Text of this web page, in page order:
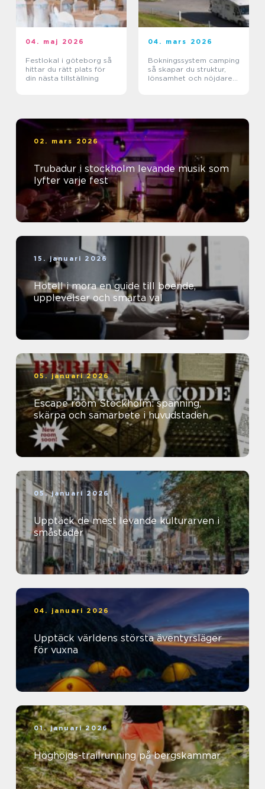
04. maj 2026
Festlokal i göteborg så
hittar du rätt plats för
din nästa tillställning
04. mars 2026
Bokningssystem camping
så skapar du struktur,
lönsamhet och nöjdare
02. mars 2026
Trubadur i stockholm levande musik som
lyfter varje fest
15. januari 2026
Hotell i mora en guide till boende,
upplevelser och smarta val
05. januari 2026
Escape room Stockholm: spänning,
skärpa och samarbete i huvudstaden
05. januari 2026
Upptäck de mest levande kulturarven i
småstäder
04. januari 2026
Upptäck världens största äventyrsläger
för vuxna
01. januari 2026
Höghöjds-trailrunning på bergskammar